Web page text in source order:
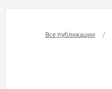
Все публикации /